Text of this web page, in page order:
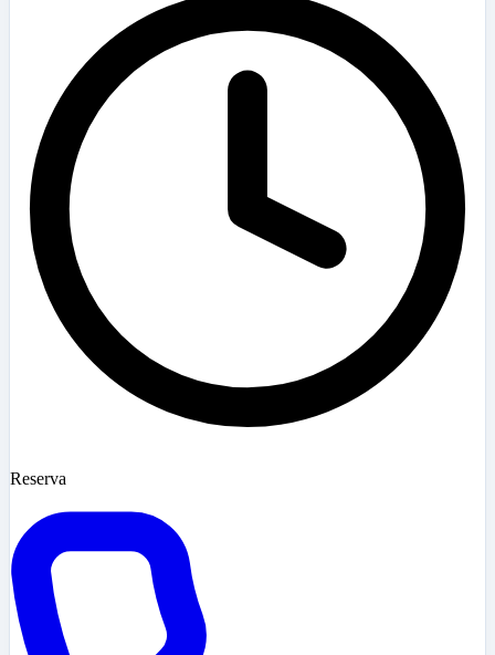
Reserva